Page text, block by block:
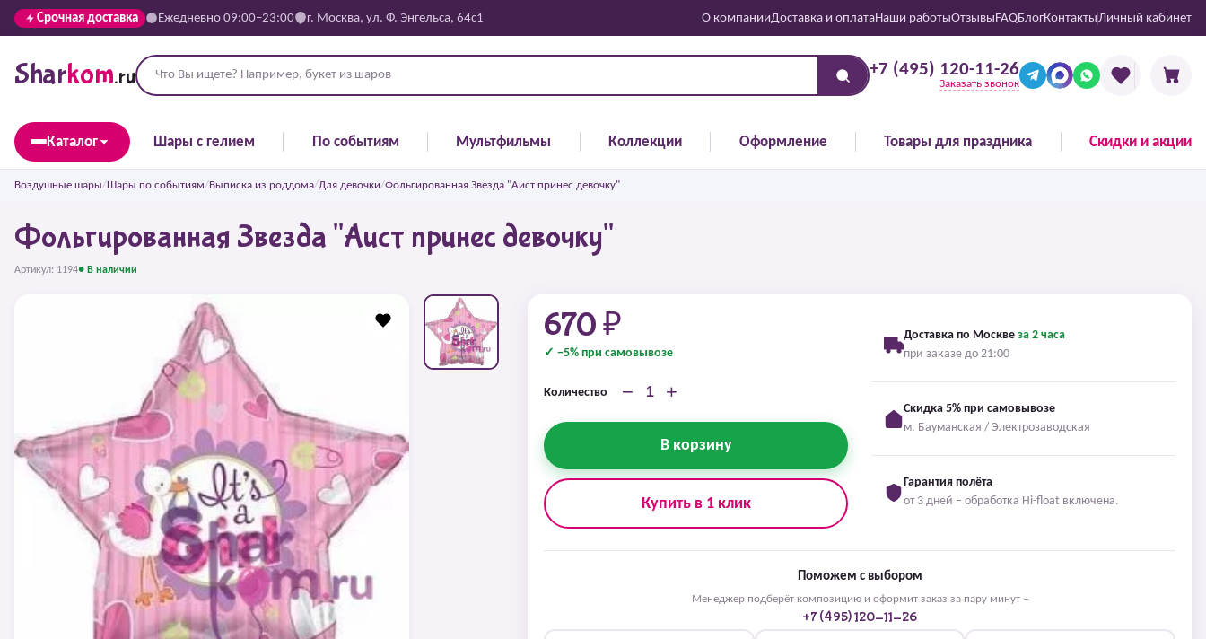
Срочная доставка Ежедневно 09:00–23:00 г. Москва, ул. Ф. Энгельса, 64с1 О компанииДоставка и оплатаНаши работыОтзывыFAQБлогКонтактыЛичный кабинет
Sharkom.ru +7 (495) 120-11-26
Заказать звонок
Каталог Шары с гелием По событиям Мультфильмы Коллекции Оформление Товары для праздника Скидки и акции
Воздушные шары/Шары по событиям/Выписка из роддома/Для девочки/Фольгированная Звезда "Аист принес девочку"
Фольгированная Звезда "Аист принес девочку"
Артикул: 1194● В наличии
670 ₽
✓ −5% при самовывозе
Количество − +
В корзину
Купить в 1 клик
Доставка по Москве за 2 часа
при заказе до 21:00
Скидка 5% при самовывозе
м. Бауманская / Электрозаводская
Гарантия полёта
от 3 дней – обработка Hi-float включена.
Поможем с выбором
Менеджер подберёт композицию и оформит заказ за пару минут –
+7 (495) 120-11-26